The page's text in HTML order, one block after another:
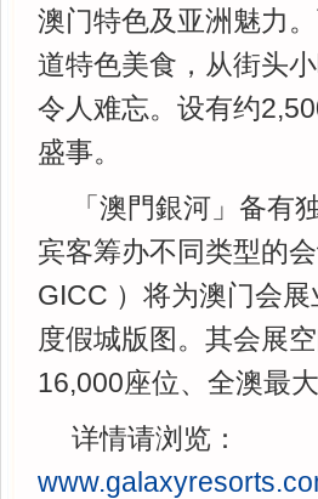
澳门特色及亚洲魅力
道特色美食，从街头
令人难忘。设有约
盛事。
「澳門銀河」备有
宾客筹办不同类型的
GICC ）将为澳门会
度假城版图。其会展
16,000座位、全澳最
详情请浏览：